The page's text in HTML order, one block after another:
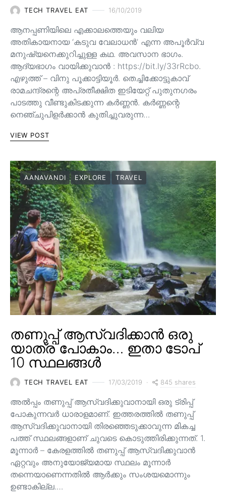
TECH TRAVEL EAT 16/10/2019
ആനപ്പണിയിലെ എക്കാലത്തെയും വലിയ
അതികായനായ ‘കടുവ വേലാധൻ’ എന്ന അപൂർവ്വ
മനുഷ്യനെക്കുറിച്ചുള്ള കഥ. അവസാന ഭാഗം.
ആദ്യഭാഗം വായിക്കുവാൻ : https://bit.ly/33rRcbo.
എഴുത്ത് – വിനു പൂക്കാട്ടിയൂർ. തെച്ചിക്കോട്ടുകാവ്
രാമചന്ദ്രന്റെ അപ്രതീക്ഷിത ഇടിയേറ്റ് പുതുനഗരം
പാടത്തു വീണ്ടുകിടക്കുന്ന കർണ്ണൻ. കർണ്ണന്റെ
നെഞ്ചുപിളർക്കാൻ കുതിച്ചുവരുന്ന…
VIEW POST
AANAVANDI EXPLORE TRAVEL
തണുപ്പ് ആസ്വദിക്കാൻ ഒരു
യാത്ര പോകാം… ഇതാ ടോപ്
10 സ്ഥലങ്ങൾ
TECH TRAVEL EAT 17/03/2019 845 shares
അൽപ്പം തണുപ്പ് ആസ്വദിക്കുവാനായി ഒരു ട്രിപ്പ്
പോകുന്നവർ ധാരാളമാണ്. ഇത്തരത്തിൽ തണുപ്പ്
ആസ്വദിക്കുവാനായി തിരഞ്ഞെടുക്കാവുന്ന മികച്ച
പത്ത് സ്ഥലങ്ങളാണ് ചുവടെ കൊടുത്തിരിക്കുന്നത്. 1.
മൂന്നാർ – കേരളത്തിൽ തണുപ്പ് ആസ്വദിക്കുവാൻ
ഏറ്റവും അനുയോജ്യമായ സ്ഥലം മൂന്നാർ
തന്നെയാണെന്നതിൽ ആർക്കും സംശയമൊന്നും
ഉണ്ടാകില്ല.…